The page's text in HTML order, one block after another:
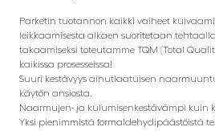
Parketin tuotannon kaikki vaiheet
leikkaamisesta alkaen suoritetaan
takaamiseksi toteutamme TQM (Total
kaikissa prosesseissa!
Suuri kestävyys ainutlaatuisen
käytön ansiosta.
Naarmujen- ja kulumisenkestävämpi kuin
Yksi pienimmistä formaldehydipäästöistä